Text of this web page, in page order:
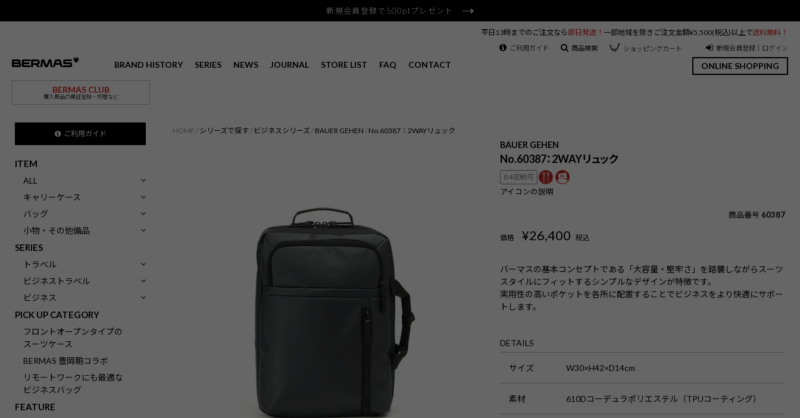
新規会員登録で500ptプレゼント
BRAND HISTORY SERIES NEWS JOURNAL STORE LIST FAQ CONTACT
BERMAS CLUB
購入商品の保証登録・修理など
ONLINE SHOPPING
平日13時までのご注文なら 即日発送！ 一部地域を除きご注文金額¥5,500(税込)以上で送料無料！
ご利用ガイド 商品検索 ショッピングカート 新規会員登録｜ログイン
ご利用ガイド
ITEM
ALL
キャリーケース
バッグ
小物・その他備品
SERIES
トラベル
ビジネストラベル
ビジネス
PICK UP CATEGORY
フロントオープンタイプの
スーツケース
BERMAS 豊岡鞄コラボ
リモートワークにも最適な
ビジネスバッグ
FEATURE
HOME シリーズで探す ビジネスシリーズ BAUER GEHEN No.60387：2WAYリュック
BAUER GEHEN
No.60387：2WAYリュック
B4収納可
アイコンの説明
商品番号 60387
価格 ¥26,400 税込
バーマスの基本コンセプトである「大容量・堅牢さ」を踏襲しながらスーツ
スタイルにフィットするシンプルなデザインが特徴です。
実用性の高いポケットを各所に配置することでビジネスをより快適にサポー
トします。
DETAILS
サイズ W30×H42×D14cm
素材 610Dコーデュラポリエステル（TPUコーティング）